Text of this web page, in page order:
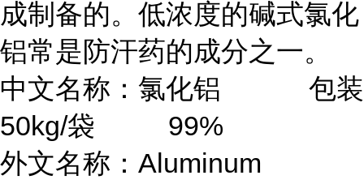
成制备的。低浓度的碱式氯化
铝常是防汗药的成分之一。
中文名称：氯化铝 包装
50kg/袋 99%
外文名称：Aluminum